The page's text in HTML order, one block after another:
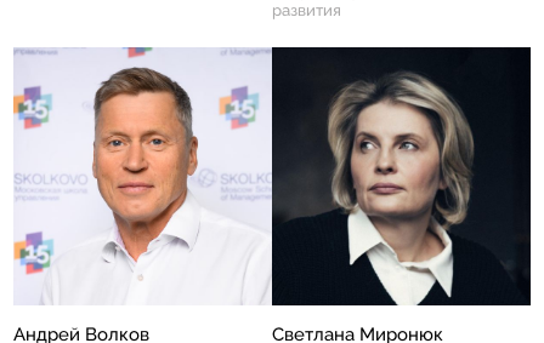
развития
Андрей Волков Светлана Миронюк